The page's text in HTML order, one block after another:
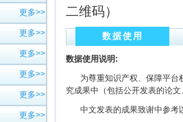
更多>>
更多>>
更多>>
更多>>
更多>>
更多>>
二维码）
数据使用
数据使用说明:
为尊重知识产权、保障平台
究成果中（包括公开发表的论
中文发表的成果致谢中参考